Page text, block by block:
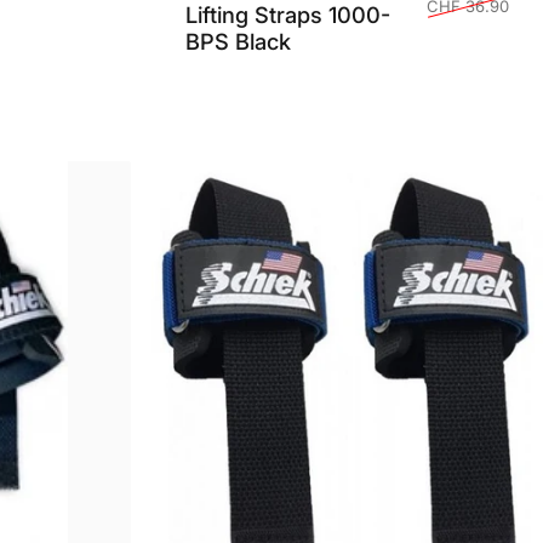
Lifting Straps 1000-
BPS Black
CHF 36.90